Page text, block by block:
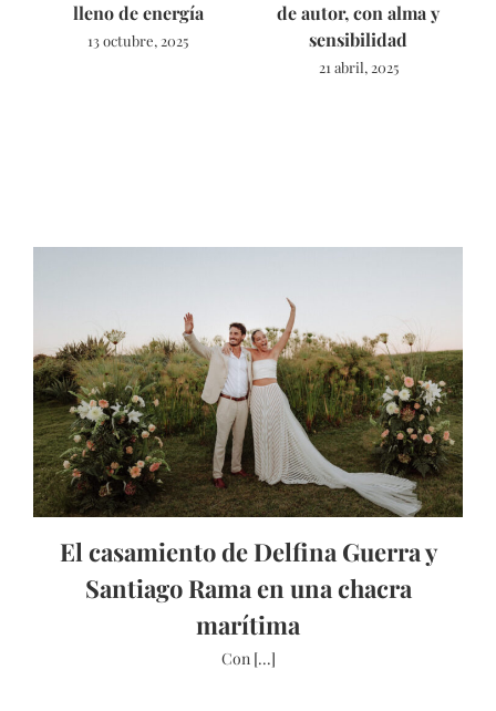
lleno de energía
13 octubre, 2025
de autor, con alma y
sensibilidad
21 abril, 2025
El casamiento de Delfina Guerra y
Santiago Rama en una chacra
marítima
Con [...]